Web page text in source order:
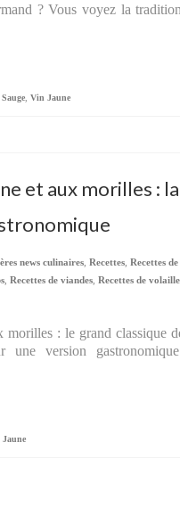
? Vous voyez la
,Sauge ,Vin Jaune
et aux morilles : la
news culinaires ,Recettes ,Recettes
,Recettes de viandes ,Recettes de volaille
: le grand classique
une version
Jaune